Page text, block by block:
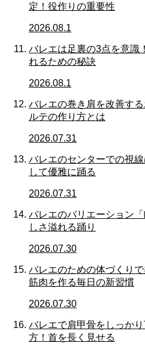
定！役作りの重要性
2026.08.1
バレエは足裏の3点を意識
れるための秘訣
2026.08.1
バレエの巻き肩を改善す
ルテの作り方とは
2026.07.31
バレエのセンターでの視
して優雅に踊る
2026.07.31
バレエのバリエーション
しさ溢れる踊り
2026.07.30
バレエのための体づくり
筋肉を作る毎日の新習慣
2026.07.30
バレエで肩甲骨をしっか
方！首を長く見せる